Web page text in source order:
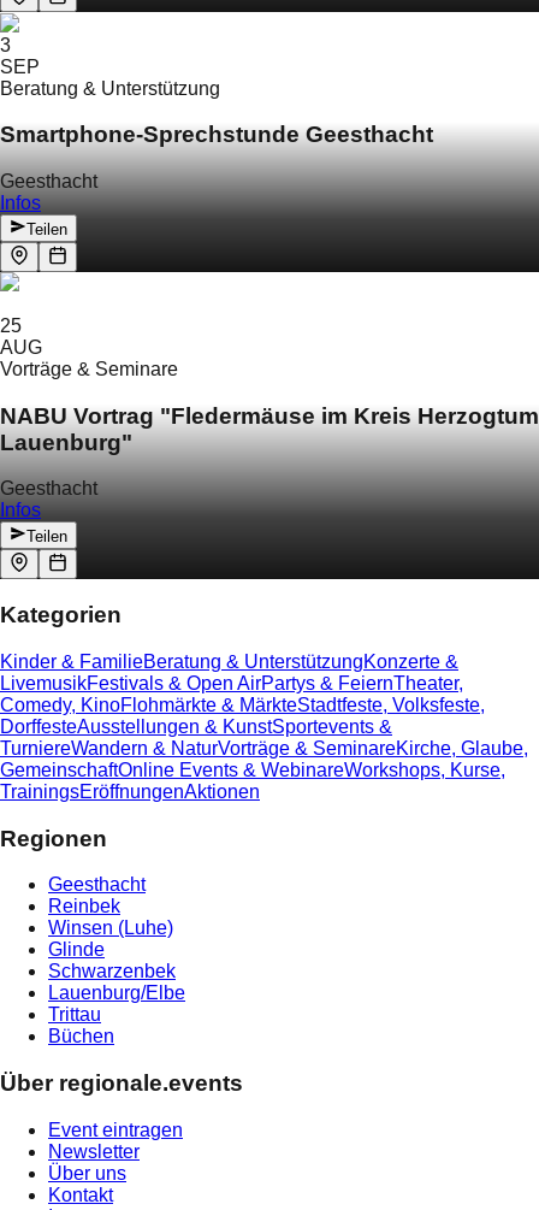
3
SEP
Beratung & Unterstützung
Smartphone-Sprechstunde Geesthacht
Geesthacht
Infos
Teilen
25
AUG
Vorträge & Seminare
NABU Vortrag "Fledermäuse im Kreis Herzogtum
Lauenburg"
Geesthacht
Infos
Teilen
Kategorien
Kinder & FamilieBeratung & UnterstützungKonzerte &
LivemusikFestivals & Open AirPartys & FeiernTheater,
Comedy, KinoFlohmärkte & MärkteStadtfeste, Volksfeste,
DorffesteAusstellungen & KunstSportevents &
TurniereWandern & NaturVorträge & SeminareKirche, Glaube,
GemeinschaftOnline Events & WebinareWorkshops, Kurse,
TrainingsEröffnungenAktionen
Regionen
Geesthacht
Reinbek
Winsen (Luhe)
Glinde
Schwarzenbek
Lauenburg/Elbe
Trittau
Büchen
Über regionale.events
Event eintragen
Newsletter
Über uns
Kontakt